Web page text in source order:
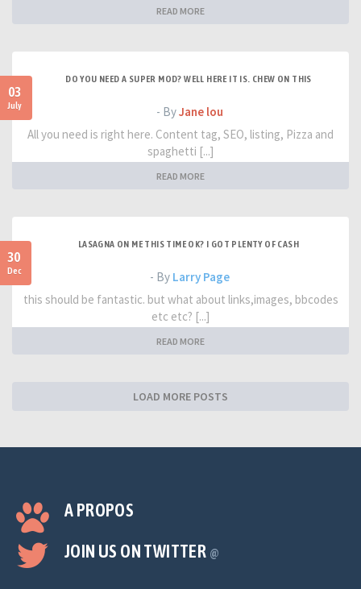
READ MORE
03
July
DO YOU NEED A SUPER MOD? WELL HERE IT IS. CHEW ON THIS
- ByJane lou
All you need is right here. Content tag, SEO, listing, Pizza and
spaghetti [...]
READ MORE
30
Dec
LASAGNA ON ME THIS TIME OK? I GOT PLENTY OF CASH
- By Larry Page
this should be fantastic. but what about links,images, bbcodes
etc etc? [...]
READ MORE
LOAD MORE POSTS
A PROPOS
JOIN US ON TWITTER @